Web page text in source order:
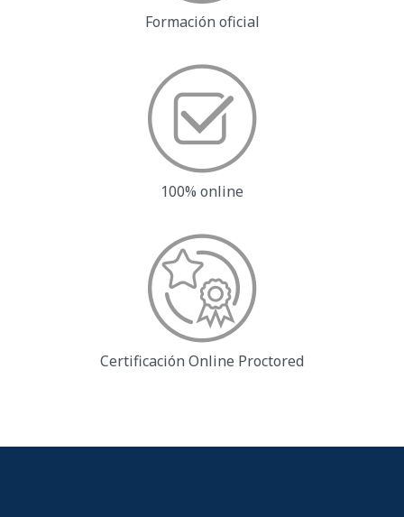
Formación oficial
100% online
Certificación Online Proctored